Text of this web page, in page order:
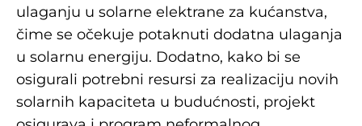
ulaganju u solarne elektrane za kućanstva,
čime se očekuje potaknuti dodatna ulaganja
u solarnu energiju. Dodatno, kako bi se
osigurali potrebni resursi za realizaciju novih
solarnih kapaciteta u budućnosti, projekt